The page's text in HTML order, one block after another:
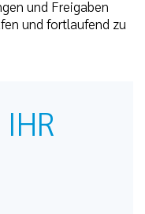
und Freigaben
und fortlaufend zu